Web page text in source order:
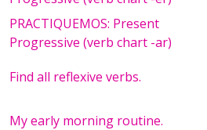
PRACTIQUEMOS: Present
Progressive (verb chart -ar)
Find all reflexive verbs.
My early morning routine.